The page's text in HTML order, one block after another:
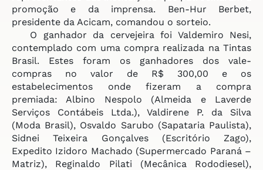
promoção e da imprensa. Ben-Hur Berbet,
presidente da Acicam, comandou o sorteio.
O ganhador da cervejeira foi Valdemiro Nesi,
contemplado com uma compra realizada na Tintas
Brasil. Estes foram os ganhadores dos vale-
compras no valor de R$ 300,00 e os
estabelecimentos onde fizeram a compra
premiada: Albino Nespolo (Almeida e Laverde
Serviços Contábeis Ltda.), Valdirene P. da Silva
(Moda Brasil), Osvaldo Sarubo (Sapataria Paulista),
Sidnei Teixeira Gonçalves (Escritório Zago),
Expedito Izidoro Machado (Supermercado Paraná –
Matriz), Reginaldo Pilati (Mecânica Rododiesel),